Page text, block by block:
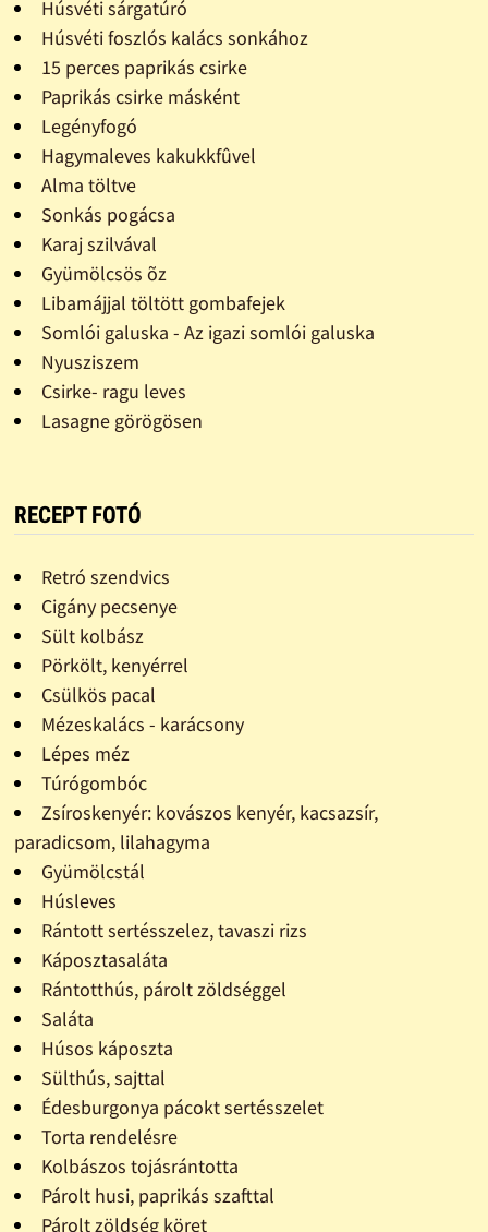
Húsvéti sárgatúró
Húsvéti foszlós kalács sonkához
15 perces paprikás csirke
Paprikás csirke másként
Legényfogó
Hagymaleves kakukkfûvel
Alma töltve
Sonkás pogácsa
Karaj szilvával
Gyümölcsös õz
Libamájjal töltött gombafejek
Somlói galuska - Az igazi somlói galuska
Nyusziszem
Csirke- ragu leves
Lasagne görögösen
RECEPT FOTÓ
Retró szendvics
Cigány pecsenye
Sült kolbász
Pörkölt, kenyérrel
Csülkös pacal
Mézeskalács - karácsony
Lépes méz
Túrógombóc
Zsíroskenyér: kovászos kenyér, kacsazsír,
paradicsom, lilahagyma
Gyümölcstál
Húsleves
Rántott sertésszelez, tavaszi rizs
Káposztasaláta
Rántotthús, párolt zöldséggel
Saláta
Húsos káposzta
Sülthús, sajttal
Édesburgonya pácokt sertésszelet
Torta rendelésre
Kolbászos tojásrántotta
Párolt husi, paprikás szafttal
Párolt zöldség köret